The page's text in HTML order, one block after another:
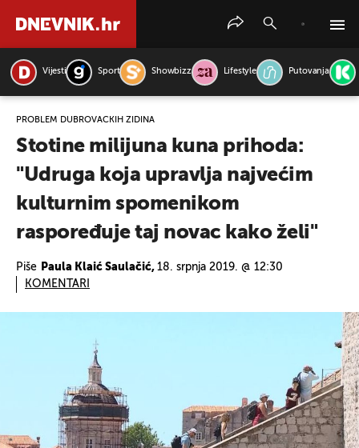
Vijesti Sport Showbizz Lifestyle Putovanja
PROBLEM DUBROVAČKIH ZIDINA
Stotine milijuna kuna prihoda:
"Udruga koja upravlja najvećim
kulturnim spomenikom
raspoređuje taj novac kako želi"
Piše Paula Klaić Saulačić, 18. srpnja 2019. @ 12:30
KOMENTARI
PRETRAŽITE VIJESTI